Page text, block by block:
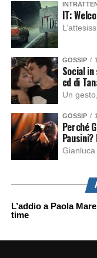
IT:
GOSSIP
Social
cd di
GOSSIP
Perché
L’addio a Paola
time